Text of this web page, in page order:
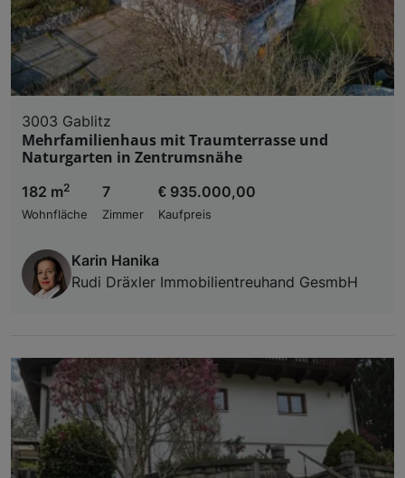
3003 Gablitz
Mehrfamilienhaus mit Traumterrasse und
Naturgarten in Zentrumsnähe
182 m2
Wohnfläche
7
Zimmer
€ 935.000,00
Kaufpreis
Karin Hanika
Rudi Dräxler Immobilientreuhand GesmbH